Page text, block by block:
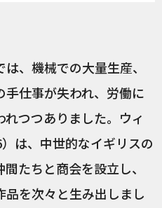
、機械での大量生産、
仕事が失われ、労働に
つつありました。ウィ
は、中世的なイギリスの
たちと商会を設立し、
を次々と生み出しまし